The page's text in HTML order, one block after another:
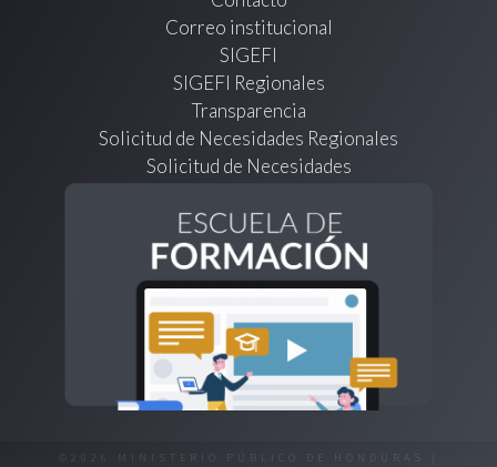
Correo institucional
SIGEFI
SIGEFI Regionales
Transparencia
Solicitud de Necesidades Regionales
Solicitud de Necesidades
©2026 MINISTERIO PÚBLICO DE HONDURAS |